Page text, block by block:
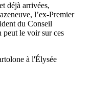
déjà arrivées,
l’ex-Premier
du Conseil
peut le voir sur ces
à l'Élysée